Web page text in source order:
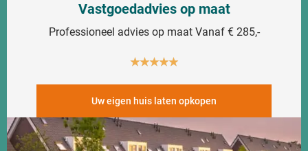
Vastgoedadvies op maat
Professioneel advies op maat Vanaf € 285,-
★★★★★
Uw eigen huis laten opkopen